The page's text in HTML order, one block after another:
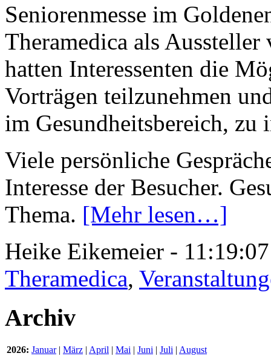
Seniorenmesse im
Theramedica als
hatten Interessenten die
Vorträgen teilzunehmen
im Gesundheitsbereich,
Viele persönliche
Interesse der Besucher.
Thema. [Mehr lesen…]
Heike Eikemeier -
Theramedica,
Archiv
2026: Januar| März | April | Mai | Juni | Juli | August